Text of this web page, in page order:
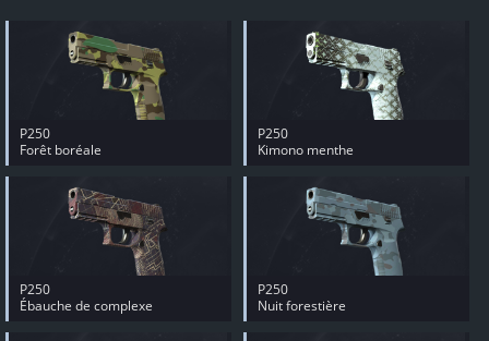
P250
Forêt boréale
P250
Kimono menthe
P250
Ébauche de complexe
P250
Nuit forestière